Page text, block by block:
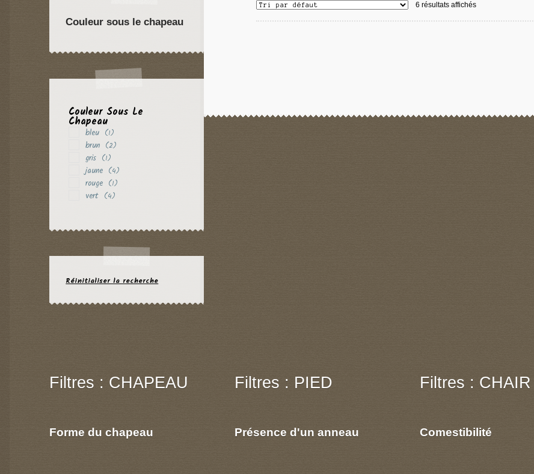
6 résultats affichés
Couleur sous le chapeau
Couleur Sous Le
Chapeau
bleu (1)
brun (2)
gris (1)
jaune (4)
rouge (1)
vert (4)
Réinitialiser la recherche
Filtres : CHAPEAU
Forme du chapeau
Filtres : PIED
Présence d'un anneau
Filtres : CHAIR
Comestibilité